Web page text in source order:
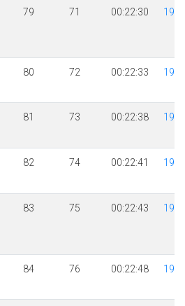
79 71 00:22:30 1985
80 72 00:22:33 1995
81 73 00:22:38 1985
82 74 00:22:41 1984
83 75 00:22:43 1990
84 76 00:22:48 1997